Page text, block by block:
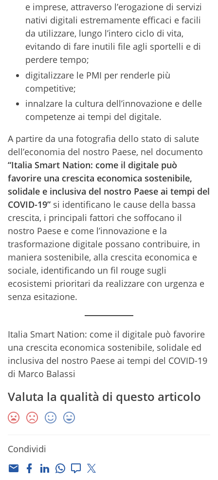
e imprese, attraverso l’erogazione di servizi
nativi digitali estremamente efficaci e facili
da utilizzare, lungo l’intero ciclo di vita,
evitando di fare inutili file agli sportelli e di
perdere tempo;
digitalizzare le PMI per renderle più
competitive;
innalzare la cultura dell’innovazione e delle
competenze ai tempi del digitale.
A partire da una fotografia dello stato di salute
dell’economia del nostro Paese, nel documento
“Italia Smart Nation: come il digitale può
favorire una crescita economica sostenibile,
solidale e inclusiva del nostro Paese ai tempi del
COVID-19” si identificano le cause della bassa
crescita, i principali fattori che soffocano il
nostro Paese e come l’innovazione e la
trasformazione digitale possano contribuire, in
maniera sostenibile, alla crescita economica e
sociale, identificando un fil rouge sugli
ecosistemi prioritari da realizzare con urgenza e
senza esitazione.
Italia Smart Nation: come il digitale può favorire
una crescita economica sostenibile, solidale ed
inclusiva del nostro Paese ai tempi del COVID-19
di Marco Balassi
Valuta la qualità di questo articolo
Condividi